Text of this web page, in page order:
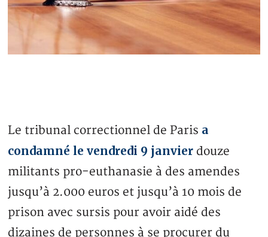
Le tribunal correctionnel de Paris a
condamné le vendredi 9 janvier douze
militants pro-euthanasie à des amendes
jusqu’à 2.000 euros et jusqu’à 10 mois de
prison avec sursis pour avoir aidé des
dizaines de personnes à se procurer du